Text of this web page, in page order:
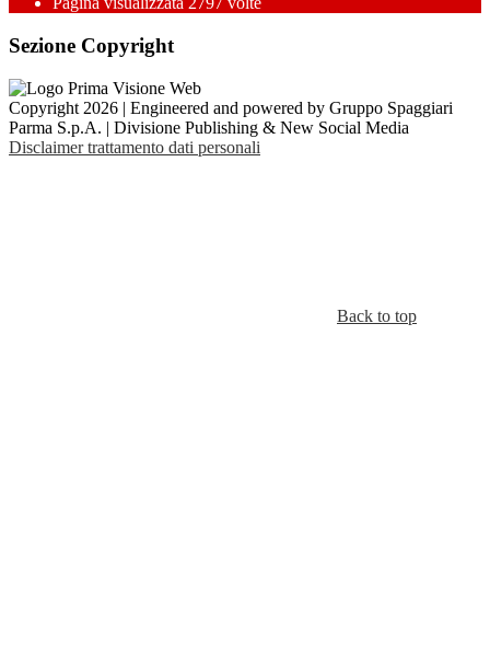
Sezione Copyright
Copyright 2026 | Engineered and powered by Gruppo Spaggiari
Parma S.p.A. | Divisione Publishing & New Social Media
Disclaimer trattamento dati personali
Back to top